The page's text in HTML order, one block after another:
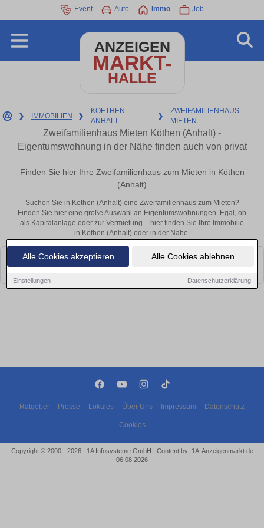
Alle Cookies akzeptieren Alle Cookies ablehnen
Einstellungen Datenschutzerklärung
Event Auto Immo Job
ANZEIGEN
MARKT-
HALLE
❯ IMMOBILIEN ❯
KOETHEN-
ANHALT
❯
ZWEIFAMILIENHAUS-
MIETEN
Zweifamilienhaus Mieten Köthen (Anhalt) -
Eigentumswohnung in der Nähe finden auch von privat
Finden Sie hier Ihre Zweifamilienhaus zum Mieten in Köthen
(Anhalt)
Suchen Sie in Köthen (Anhalt) eine Zweifamilienhaus zum Mieten?
Finden Sie hier eine große Auswahl an Eigentumswohnungen. Egal, ob
als Kapitalanlage oder zur Vermietung – hier finden Sie Ihre Immobilie
in Köthen (Anhalt) oder in der Nähe.
Leider konnten wir derzeit keine passenden Objekte finden. Schauen Sie
Ratgeber Presse Lokales Über Uns Impressum Datenschutz
Cookies
Copyright © 2000 - 2026 | 1A Infosysteme GmbH | Content by: 1A-Anzeigenmarkt.de
06.08.2026